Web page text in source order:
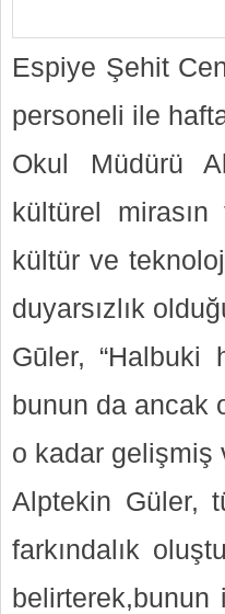
Espiye Şehit
personeli ile
Okul Müdürü
kültürel
kültür ve
duyarsızlık
Gūler, “Halbuki
bunun da ancak
o kadar gelişmiş
Alptekin Güler,
farkındalık
belirterek,bunun